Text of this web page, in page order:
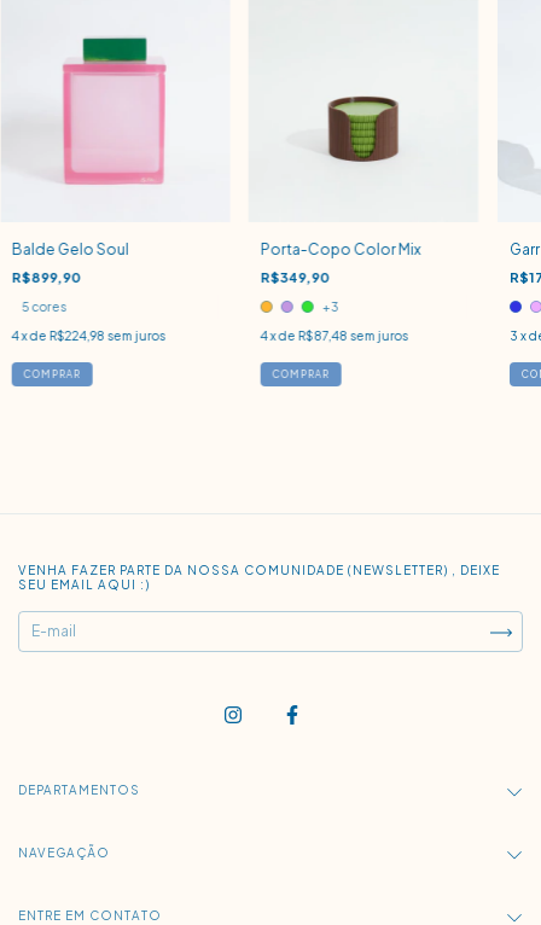
Balde Gelo Soul
R$899,90
5 cores
4x de R$224,98 sem juros
COMPRAR
Porta-Copo Color Mix
R$349,90
+3
4x de R$87,48 sem juros
COMPRAR
3 x
VENHA FAZER PARTE DA NOSSA COMUNIDADE (NEWSLETTER) , DEIXE
SEU EMAIL AQUI :)
DEPARTAMENTOS
NAVEGAÇÃO
ENTRE EM CONTATO